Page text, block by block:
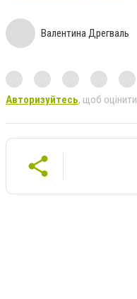
Валентина Дрегваль
Авторизуйтесь, щоб оцінити